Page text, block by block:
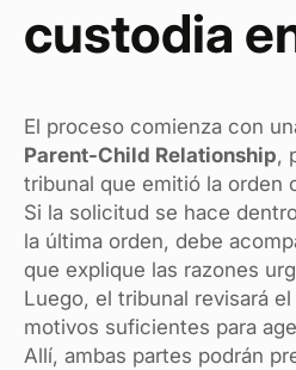
custodia
El proceso comienza con
Parent-Child Relationship,
tribunal que emitió la orden
Si la solicitud se hace
la última orden, debe
que explique las razones
Luego, el tribunal revisará
motivos suficientes para
Allí, ambas partes podrán